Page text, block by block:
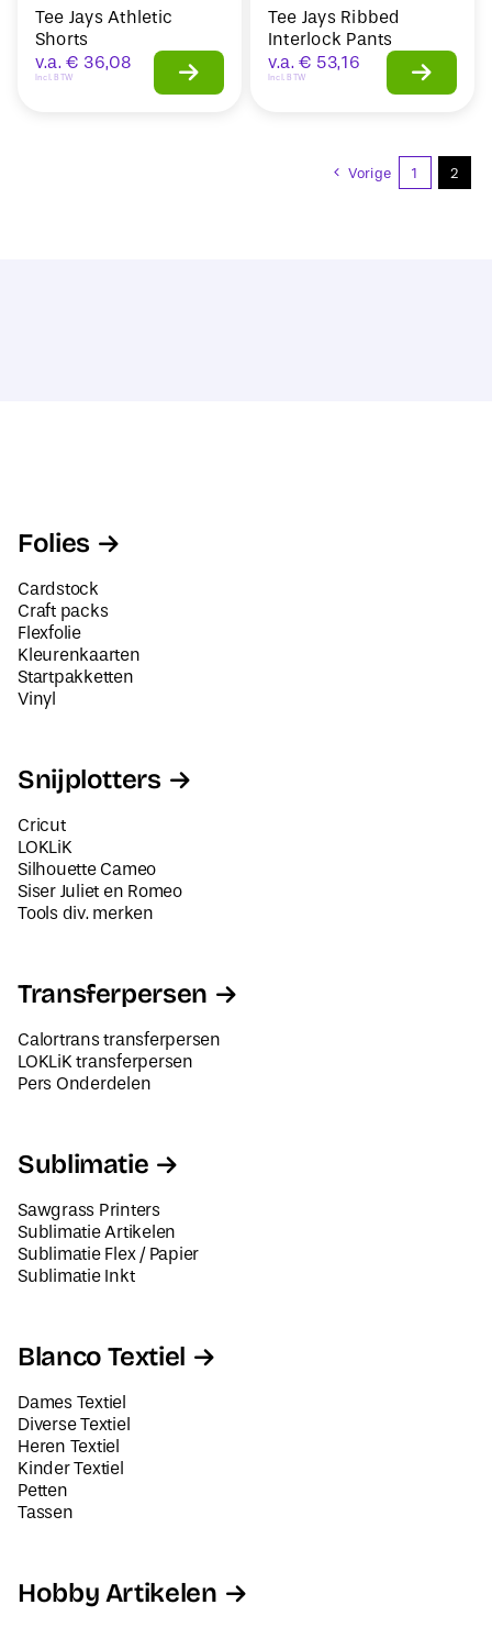
Tee Jays Athletic
Shorts
v.a. € 36,08
Incl. BTW
Tee Jays Ribbed
Interlock Pants
v.a. € 53,16
Incl. BTW
Vorige 1 2
Folies
Cardstock
Craft packs
Flexfolie
Kleurenkaarten
Startpakketten
Vinyl
Snijplotters
Cricut
LOKLiK
Silhouette Cameo
Siser Juliet en Romeo
Tools div. merken
Transferpersen
Calortrans transferpersen
LOKLiK transferpersen
Pers Onderdelen
Sublimatie
Sawgrass Printers
Sublimatie Artikelen
Sublimatie Flex / Papier
Sublimatie Inkt
Blanco Textiel
Dames Textiel
Diverse Textiel
Heren Textiel
Kinder Textiel
Petten
Tassen
Hobby Artikelen